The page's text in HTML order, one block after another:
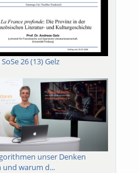
26 (13) Gelz
unser Denken
und warum d...